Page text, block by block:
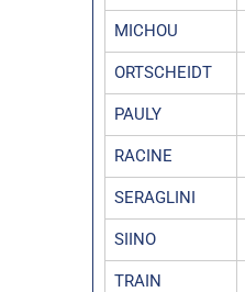
MICHOU
ORTSCHEIDT
PAULY
RACINE
SERAGLINI
SIINO
TRAIN